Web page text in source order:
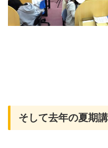
そして去年の夏期